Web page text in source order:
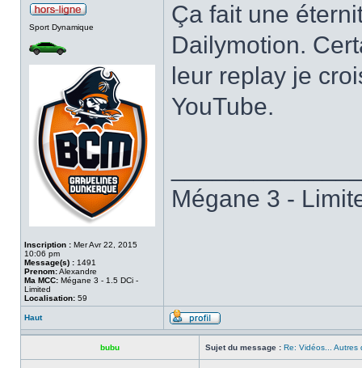
Sport Dynamique
Inscription : Mer Avr 22, 2015
10:06 pm
Message(s) : 1491
Prenom:Alexandre
Ma MCC: Mégane 3 - 1.5 DCi -
Limited
Localisation: 59
Ça fait une
Dailymotion.
leur replay je
YouTube.
Mégane 3 -
Haut
bubu Sujet du message : Re: Vidéos... Autres